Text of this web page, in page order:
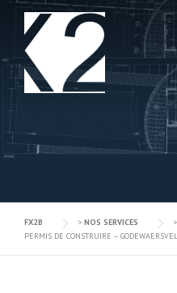
content
FX2B > NOS SERVICES >
PERMIS DE CONSTRUIRE –